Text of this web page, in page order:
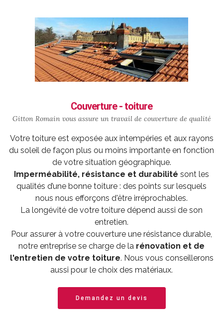
Couverture - toiture
Gitton Romain vous assure un travail de couverture de qualité
Votre toiture est exposée aux intempéries et aux rayons
du soleil de façon plus ou moins importante en fonction
de votre situation géographique.
Imperméabilité, résistance et durabilité sont les
qualités d’une bonne toiture : des points sur lesquels
nous nous efforçons d'être irréprochables.
La longévité de votre toiture dépend aussi de son
entretien.
Pour assurer à votre couverture une résistance durable,
notre entreprise se charge de la rénovation et de
l'entretien de votre toiture. Nous vous conseillerons
aussi pour le choix des matériaux.
Demandez un devis